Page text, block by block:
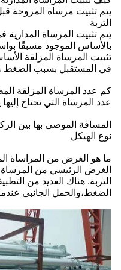
يتم تثبيت مرساة المروحة
التربة
يتم تثبيت المرساة المدارية
بالأساس الموجود مسبقًا
تثبيت المرساة المزلقة
في المستقبل بسبب الضغط
كم عدد المرساة المزلقة
عدد المرساة التي تحتاج
المسافة الموصى بها بين
نوع الهيكل
ما هو الغرض من المراساة
الغرض الرئيسي من المرساة
التربة. هناك العديد من
الضغط،والحمل الجانبي